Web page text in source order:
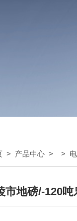
> 产品中心 > >
市地磅/-120